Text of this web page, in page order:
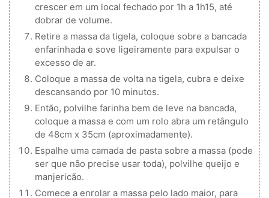
crescer em um local fechado por 1h a 1h15, até
dobrar de volume.
Retire a massa da tigela, coloque sobre a bancada
enfarinhada e sove ligeiramente para expulsar o
excesso de ar.
Coloque a massa de volta na tigela, cubra e deixe
descansando por 10 minutos.
Então, polvilhe farinha bem de leve na bancada,
coloque a massa e com um rolo abra um retângulo
de 48cm x 35cm (aproximadamente).
Espalhe uma camada de pasta sobre a massa (pode
ser que não precise usar toda), polvilhe queijo e
manjericão.
Comece a enrolar a massa pelo lado maior, para